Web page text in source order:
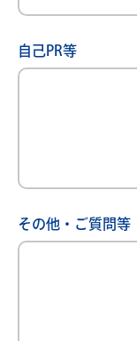
自己PR等
その他・ご質問等